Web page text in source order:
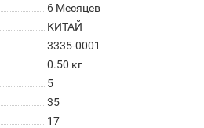
6 Месяцев
КИТАЙ
3335-0001
0.50 кг
5
35
17